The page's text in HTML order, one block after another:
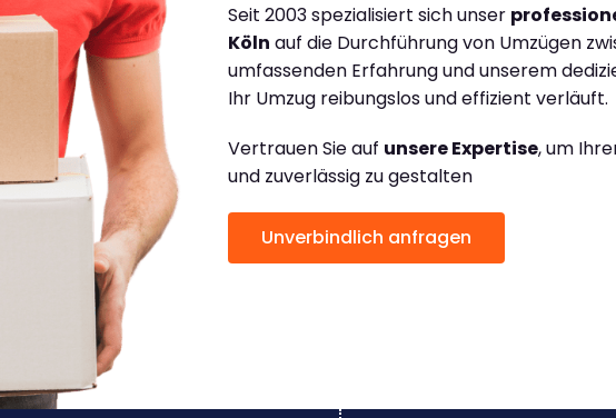
Seit 2003 spezialisiert sich unser
Köln auf die Durchführung von Umzügen
umfassenden Erfahrung und unserem
Ihr Umzug reibungslos und effizient verläuft.
Vertrauen Sie auf unsere Expertise, um
und zuverlässig zu gestalten
Unverbindlich anfragen